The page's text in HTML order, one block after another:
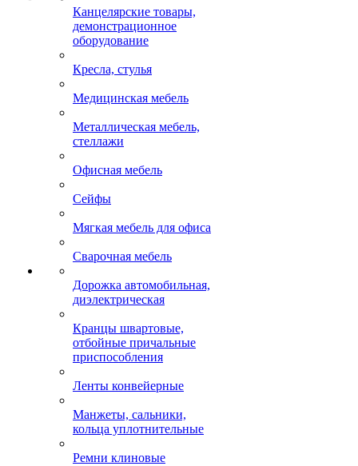
Канцелярские товары,
демонстрационное
оборудование
Кресла, стулья
Медицинская мебель
Металлическая мебель,
стеллажи
Офисная мебель
Сейфы
Мягкая мебель для офиса
Сварочная мебель
Дорожка автомобильная,
диэлектрическая
Кранцы швартовые,
отбойные причальные
приспособления
Ленты конвейерные
Манжеты, сальники,
кольца уплотнительные
Ремни клиновые